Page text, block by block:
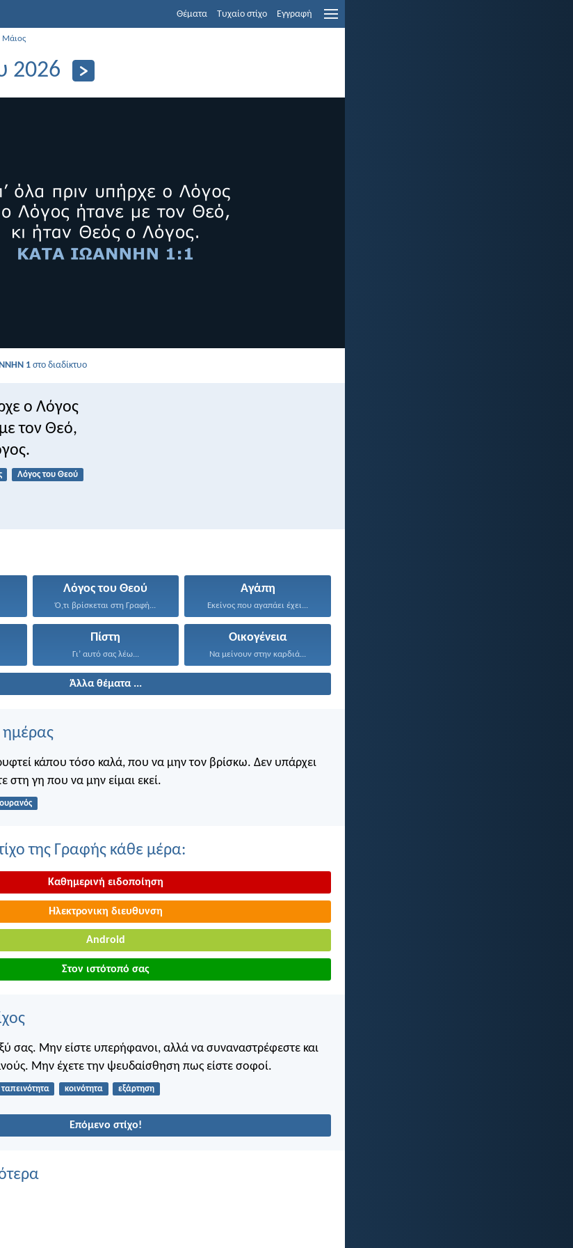
Θέματα Τυχαίο στίχο Εγγραφή
Μάιος
2026
1στο διαδίκτυο
ο Λόγος
τον Θεό,
Λόγος του Θεού
Λόγος του Θεού
Ό,τι βρίσκεται στη Γραφή...
Αγάπη
Εκείνος που αγαπάει έχει...
Πίστη
Γι’ αυτό σας λέω...
Οικογένεια
Να μείνουν στην καρδιά...
Άλλα θέματα ...
ημέρας
κάπου τόσο καλά, που να μην τον βρίσκω. Δεν υπάρχει
στη γη που να μην είμαι εκεί.
ουρανός
της Γραφής κάθε μέρα:
Καθημερινή ειδοποίηση
Ηλεκτρονικη διευθυνση
Android
Στον ιστότοπό σας
σας. Μην είστε υπερήφανοι, αλλά να συναναστρέφεστε και
Μην έχετε την ψευδαίσθηση πως είστε σοφοί.
ταπεινότητα κοινότητα εξάρτηση
Επόμενο στίχο!